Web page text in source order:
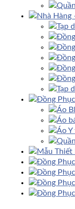
Nhà Hàng
Tạp
Tạp
Đồng
Áo
Áo
Áo
Mẫu Thiết
Đồng
Đồng
Đồng
Đồng